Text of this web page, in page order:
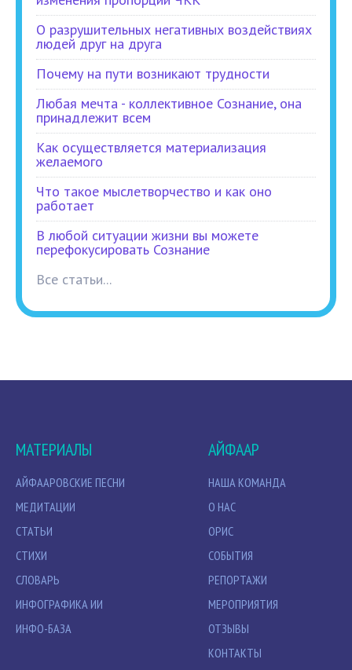
О разрушительных негативных воздействиях
людей друг на друга
Почему на пути возникают трудности
Любая мечта - коллективное Сознание, она
принадлежит всем
Как осуществляется материализация
желаемого
Что такое мыслетворчество и как оно
работает
В любой ситуации жизни вы можете
перефокусировать Сознание
Все статьи...
МАТЕРИАЛЫ
АЙФААРОВСКИЕ ПЕСНИ
МЕДИТАЦИИ
СТАТЬИ
СТИХИ
СЛОВАРЬ
ИНФОГРАФИКА ИИ
ИНФО-БАЗА
АЙФААР
НАША КОМАНДА
О НАС
ОРИС
СОБЫТИЯ
РЕПОРТАЖИ
МЕРОПРИЯТИЯ
ОТЗЫВЫ
КОНТАКТЫ